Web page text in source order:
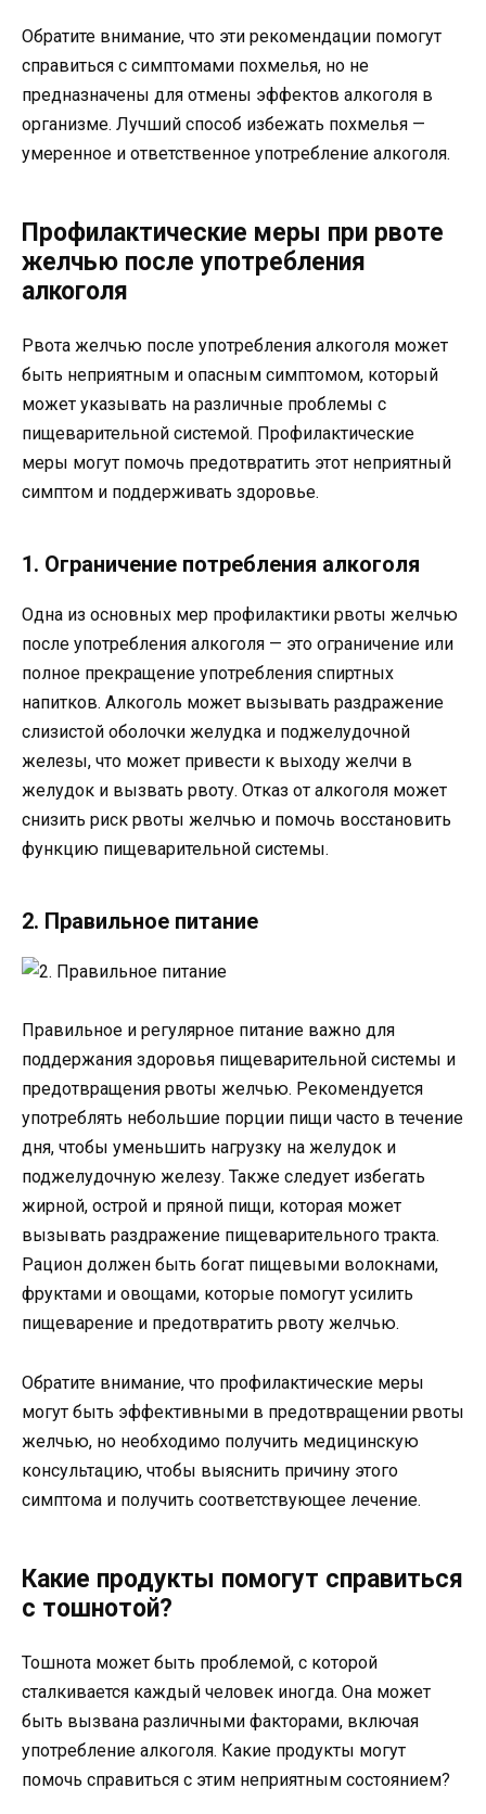
Обратите внимание, что эти рекомендации помогут
справиться с симптомами похмелья, но не
предназначены для отмены эффектов алкоголя в
организме. Лучший способ избежать похмелья —
умеренное и ответственное употребление алкоголя.
Профилактические меры при рвоте
желчью после употребления
алкоголя
Рвота желчью после употребления алкоголя может
быть неприятным и опасным симптомом, который
может указывать на различные проблемы с
пищеварительной системой. Профилактические
меры могут помочь предотвратить этот неприятный
симптом и поддерживать здоровье.
1. Ограничение потребления алкоголя
Одна из основных мер профилактики рвоты желчью
после употребления алкоголя — это ограничение или
полное прекращение употребления спиртных
напитков. Алкоголь может вызывать раздражение
слизистой оболочки желудка и поджелудочной
железы, что может привести к выходу желчи в
желудок и вызвать рвоту. Отказ от алкоголя может
снизить риск рвоты желчью и помочь восстановить
функцию пищеварительной системы.
2. Правильное питание
Правильное и регулярное питание важно для
поддержания здоровья пищеварительной системы и
предотвращения рвоты желчью. Рекомендуется
употреблять небольшие порции пищи часто в течение
дня, чтобы уменьшить нагрузку на желудок и
поджелудочную железу. Также следует избегать
жирной, острой и пряной пищи, которая может
вызывать раздражение пищеварительного тракта.
Рацион должен быть богат пищевыми волокнами,
фруктами и овощами, которые помогут усилить
пищеварение и предотвратить рвоту желчью.
Обратите внимание, что профилактические меры
могут быть эффективными в предотвращении рвоты
желчью, но необходимо получить медицинскую
консультацию, чтобы выяснить причину этого
симптома и получить соответствующее лечение.
Какие продукты помогут справиться
с тошнотой?
Тошнота может быть проблемой, с которой
сталкивается каждый человек иногда. Она может
быть вызвана различными факторами, включая
употребление алкоголя. Какие продукты могут
помочь справиться с этим неприятным состоянием?